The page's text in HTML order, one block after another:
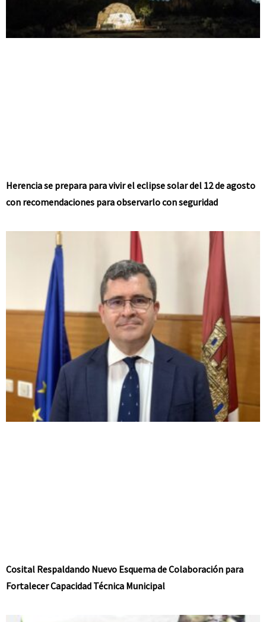
Herencia se prepara para vivir el eclipse solar del 12 de agosto
con recomendaciones para observarlo con seguridad
Cosital Respaldando Nuevo Esquema de Colaboración para
Fortalecer Capacidad Técnica Municipal